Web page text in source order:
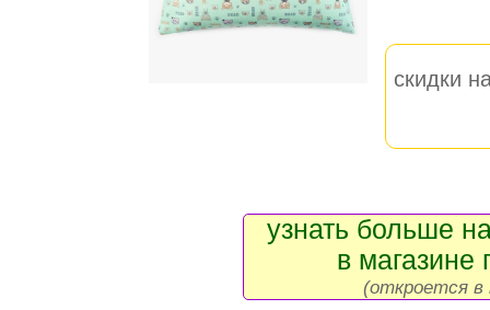
скидки
узнать больше
в магазине
(откроется в